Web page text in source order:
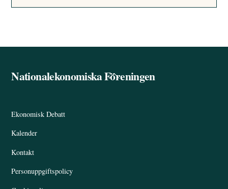
Back
Nationalekonomiska Föreningen
Ekonomisk Debatt
Kalender
Kontakt
Personuppgiftspolicy